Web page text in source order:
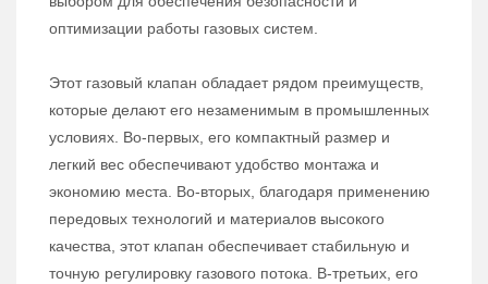
оптимизации работы газовых систем.
Этот газовый клапан обладает рядом преимуществ,
которые делают его незаменимым в промышленных
условиях. Во-первых, его компактный размер и
легкий вес обеспечивают удобство монтажа и
экономию места. Во-вторых, благодаря применению
передовых технологий и материалов высокого
качества, этот клапан обеспечивает стабильную и
точную регулировку газового потока. В-третьих, его